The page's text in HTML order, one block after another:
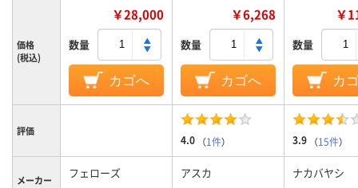
価格
(税込)
￥28,000
数量
カゴへ
￥6,268
数量
カゴへ
￥
数量
カ
評価
4.0 （1件） 3.9 （15件）
メーカー フェローズ アスカ ナカバヤシ